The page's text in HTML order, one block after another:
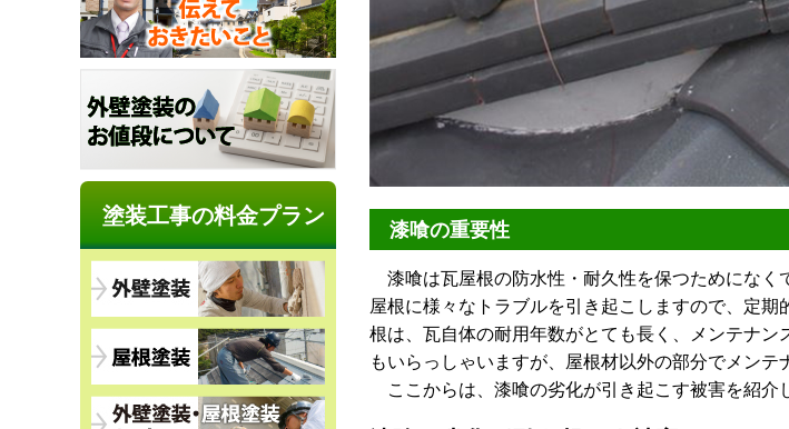
漆喰の重要性
漆喰は瓦屋根の防水性・耐久性を保つためになく
屋根に様々なトラブルを引き起こしますので、定
根は、瓦自体の耐用年数がとても長く、メンテナ
もいらっしゃいますが、屋根材以外の部分でメンテ
ここからは、漆喰の劣化が引き起こす被害を紹介
塗装工事の料金プラン